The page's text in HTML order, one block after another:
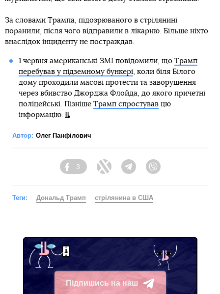
За словами Трампа, підозрюваного в стрілянині
поранили, після чого відправили в лікарню. Більше ніхто
внаслідок інциденту не постраждав.
1 червня американські ЗМІ повідомили, що Трамп
перебував у підземному бункері , коли біля Білого
дому проходили масові протести та заворушення
через вбивство Джорджа Флойда, до якого причетні
поліцейські. Пізніше Трамп спростувавцю
інформацію.
Автор: Олег Панфілович
Facebook
3
Twitter TelegramViber
Теги: Дональд Трамп стрілянина в США
Підпишись на наш
Telegram